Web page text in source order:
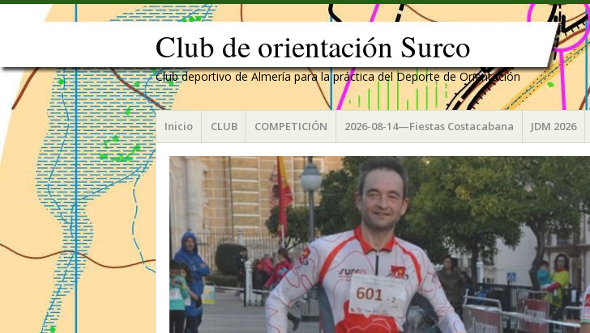
Club de orientación Surco
Club deportivo de Almería para la práctica del Deporte de Orientación
Menú
Saltar
al
contenido.
Inicio CLUB COMPETICIÓN 2026-08-14—Fiestas Costacabana JDM 2026